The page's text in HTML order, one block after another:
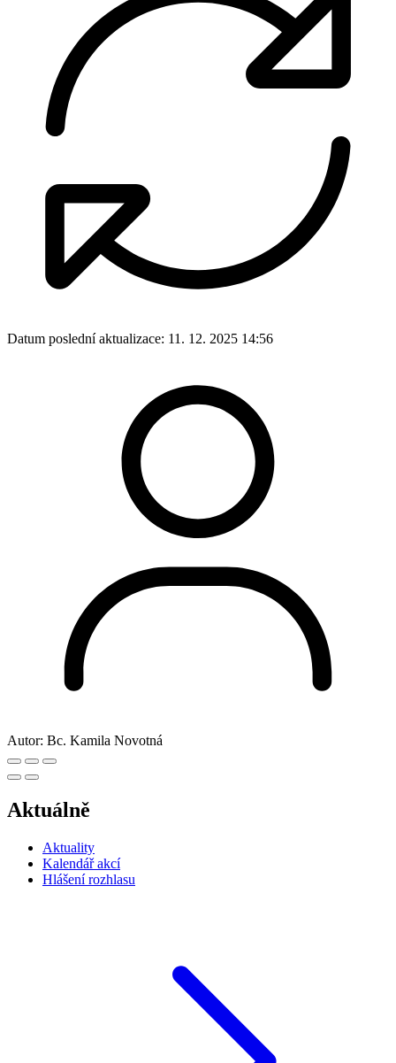
Datum poslední aktualizace: 11. 12. 2025 14:56
Autor: Bc. Kamila Novotná
Aktuálně
Aktuality
Kalendář akcí
Hlášení rozhlasu